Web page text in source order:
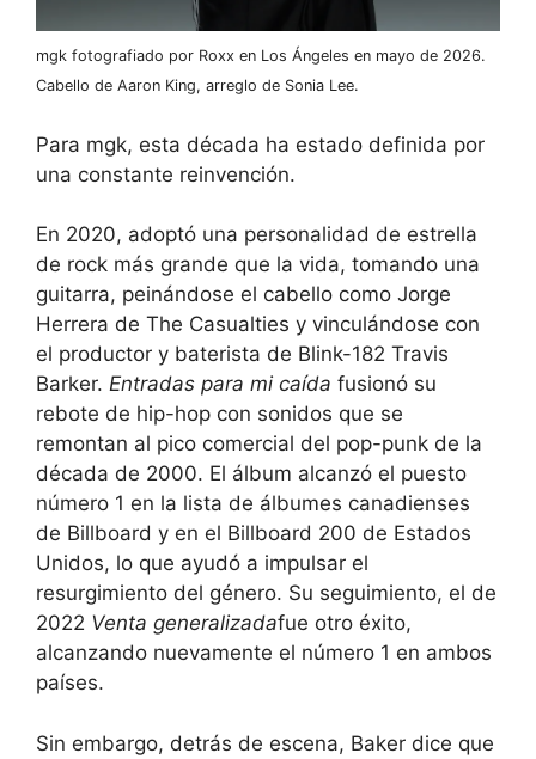
mgk fotografiado por Roxx en Los Ángeles en mayo de 2026.
Cabello de Aaron King, arreglo de Sonia Lee.
Para mgk, esta década ha estado definida por
una constante reinvención.
En 2020, adoptó una personalidad de estrella
de rock más grande que la vida, tomando una
guitarra, peinándose el cabello como Jorge
Herrera de The Casualties y vinculándose con
el productor y baterista de Blink-182 Travis
Barker. Entradas para mi caída fusionó su
rebote de hip-hop con sonidos que se
remontan al pico comercial del pop-punk de la
década de 2000. El álbum alcanzó el puesto
número 1 en la lista de álbumes canadienses
de Billboard y en el Billboard 200 de Estados
Unidos, lo que ayudó a impulsar el
resurgimiento del género. Su seguimiento, el de
2022 Venta generalizadafue otro éxito,
alcanzando nuevamente el número 1 en ambos
países.
Sin embargo, detrás de escena, Baker dice que